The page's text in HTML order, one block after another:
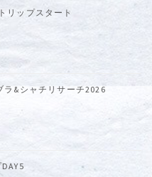
リップスタート
ラ&シャチリサーチ2026